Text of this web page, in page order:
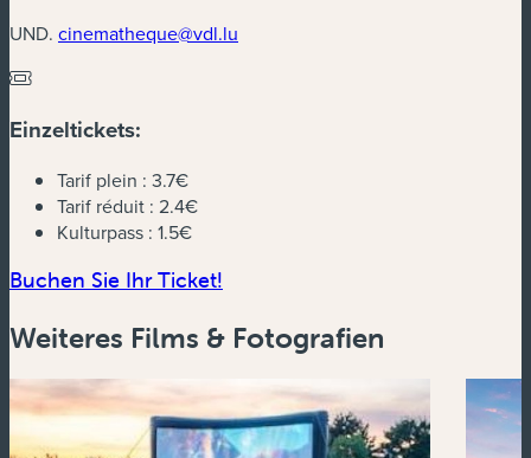
UND. cinematheque@vdl.lu
Einzeltickets:
Tarif plein : 3.7€
Tarif réduit : 2.4€
Kulturpass : 1.5€
Buchen Sie Ihr Ticket!
Weiteres Films & Fotografien